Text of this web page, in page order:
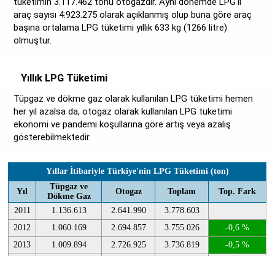
araç sayısı 4.923.275 olarak açıklanmış olup buna göre araç
başına ortalama LPG tüketimi yıllık 633 kg (1266 litre)
olmuştur.
Yıllık LPG Tüketimi
Tüpgaz ve dökme gaz olarak kullanılan LPG tüketimi hemen
her yıl azalsa da, otogaz olarak kullanılan LPG tüketimi
ekonomi ve pandemi koşullarına göre artış veya azalış
gösterebilmektedir.
Yıllar İtibariyle Türkiye'nin LPG Tüketimi (ton)
Yıl
Tüpgaz ve
Dökme Gaz
Otogaz Toplam Top. Fark
2011 1.136.613 2.641.990
3.778.603
2012
1.060.169 2.694.857 3.755.026
-0,6 %
2013
1.009.894 2.726.925 3.736.819
-0,5 %